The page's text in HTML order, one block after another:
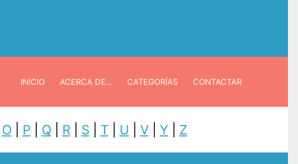
INICIO ACERCA DE... CATEGORÍAS CONTACTAR
O P Q R S T| U V| Y Z